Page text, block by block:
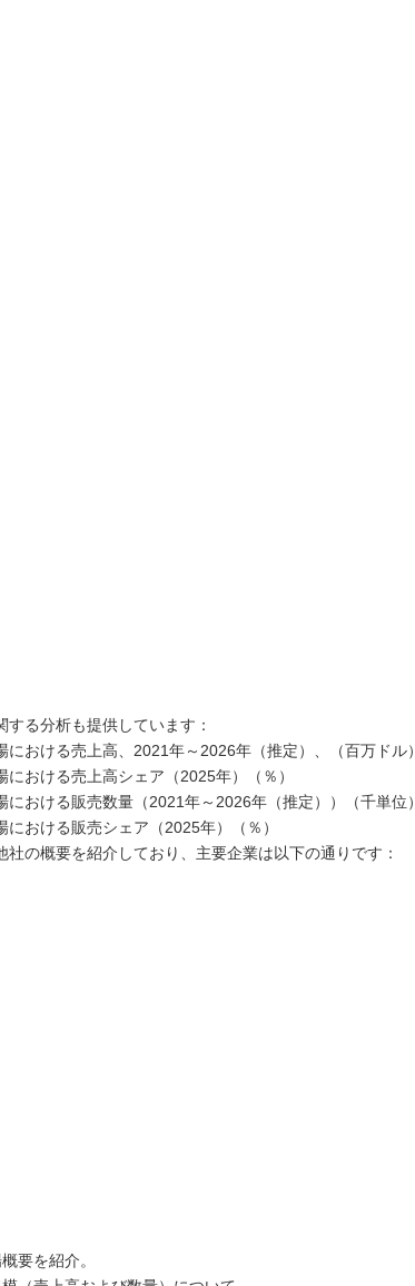
る分析も提供しています：
おける売上高、2021年～2026年（推定）、（百万ドル）
おける売上高シェア（2025年）（％）
おける販売数量（2021年～2026年（推定））（千単位）
おける販売シェア（2025年）（％）
の概要を紹介しており、主要企業は以下の通りです：
要を紹介。